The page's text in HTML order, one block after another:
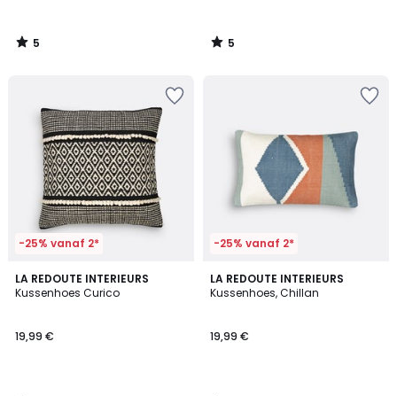
5
/
5
/
-25% vanaf 2*
LA REDOUTE INTERIEURS
Kussenhoes Curico
19,99 €
4,6
/ 5
-25% vanaf 2*
LA REDOUTE INTERIEURS
Kussenhoes, Chillan
19,99 €
4,1
/ 5